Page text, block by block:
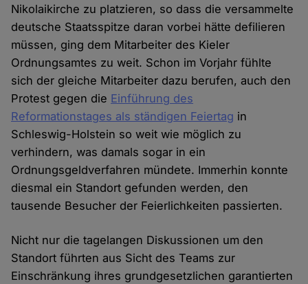
Nikolaikirche zu platzieren, so dass die versammelte
deutsche Staatsspitze daran vorbei hätte defilieren
müssen, ging dem Mitarbeiter des Kieler
Ordnungsamtes zu weit. Schon im Vorjahr fühlte
sich der gleiche Mitarbeiter dazu berufen, auch den
Protest gegen die Einführung des
Reformationstages als ständigen Feiertag in
Schleswig-Holstein so weit wie möglich zu
verhindern, was damals sogar in ein
Ordnungsgeldverfahren mündete. Immerhin konnte
diesmal ein Standort gefunden werden, den
tausende Besucher der Feierlichkeiten passierten.
Nicht nur die tagelangen Diskussionen um den
Standort führten aus Sicht des Teams zur
Einschränkung ihres grundgesetzlichen garantierten